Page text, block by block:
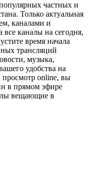
частных и
Только актуальная
каналами и
все каналы на сегодня,
время начала
трансляций
музыка,
удобства на
online, вы
в прямом эфире
вещающие в